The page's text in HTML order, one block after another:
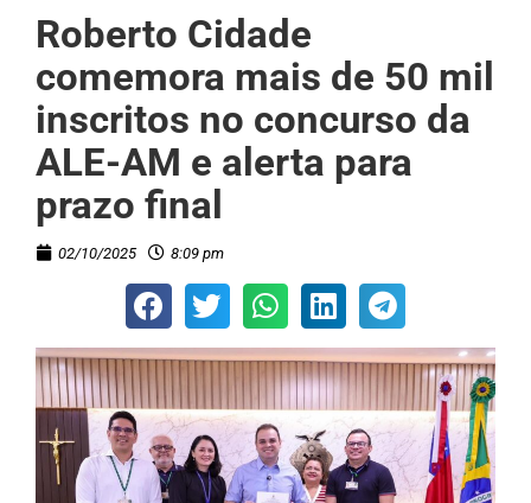
Roberto Cidade
comemora mais de 50 mil
inscritos no concurso da
ALE-AM e alerta para
prazo final
02/10/2025 8:09 pm